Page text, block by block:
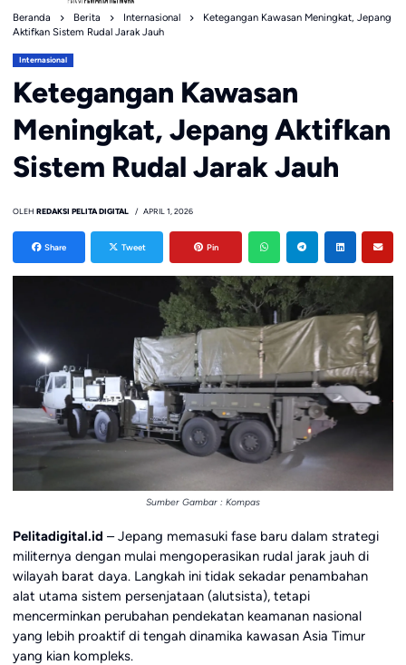
Beranda Berita Internasional
Ketegangan Kawasan Meningkat, Jepang
Aktifkan Sistem Rudal Jarak Jauh
Internasional
Ketegangan Kawasan
Meningkat, Jepang Aktifkan
Sistem Rudal Jarak Jauh
OLEH REDAKSI PELITA DIGITAL APRIL 1, 2026
Share Tweet Pin
Sumber Gambar : Kompas
Pelitadigital.id – Jepang memasuki fase baru dalam strategi
militernya dengan mulai mengoperasikan rudal jarak jauh di
wilayah barat daya. Langkah ini tidak sekadar penambahan
alat utama sistem persenjataan (alutsista), tetapi
mencerminkan perubahan pendekatan keamanan nasional
yang lebih proaktif di tengah dinamika kawasan Asia Timur
yang kian kompleks.